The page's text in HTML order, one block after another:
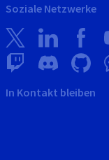
Soziale Netzwerke
In Kontakt bleiben